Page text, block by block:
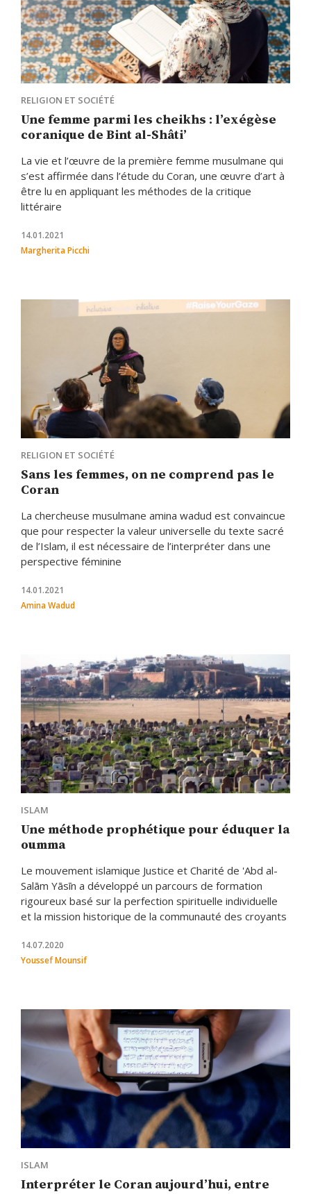
RELIGION ET SOCIÉTÉ
Une femme parmi les cheikhs : l’exégèse
coranique de Bint al-Shâtiʼ
La vie et l’œuvre de la première femme musulmane qui
s’est affirmée dans l’étude du Coran, une œuvre d’art à
être lu en appliquant les méthodes de la critique
littéraire
14.01.2021
Margherita Picchi
RELIGION ET SOCIÉTÉ
Sans les femmes, on ne comprend pas le
Coran
La chercheuse musulmane amina wadud est convaincue
que pour respecter la valeur universelle du texte sacré
de l’Islam, il est nécessaire de l’interpréter dans une
perspective féminine
14.01.2021
Amina Wadud
ISLAM
Une méthode prophétique pour éduquer la
oumma
Le mouvement islamique Justice et Charité de 'Abd al-
Salām Yāsīn a développé un parcours de formation
rigoureux basé sur la perfection spirituelle individuelle
et la mission historique de la communauté des croyants
14.07.2020
Youssef Mounsif
ISLAM
Interpréter le Coran aujourd’hui, entre